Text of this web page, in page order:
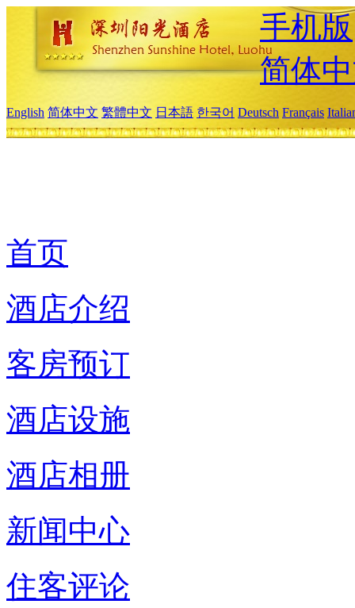
手机版
简体
English 简体中文 繁體中文 日本語 한국어 Deutsch Français
首页
酒店介绍
客房预订
酒店设施
酒店相册
新闻中心
住客评论